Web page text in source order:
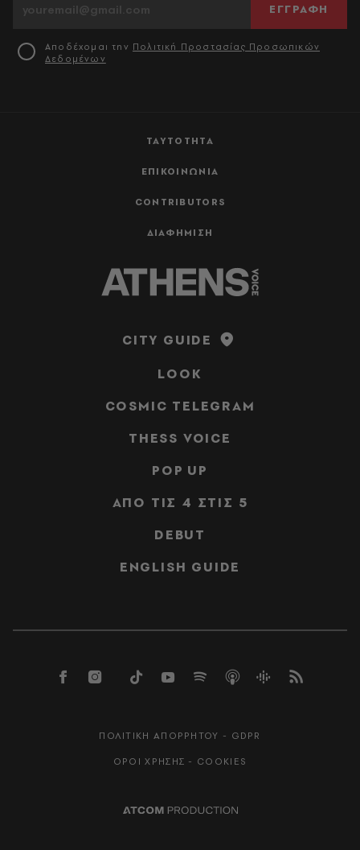
ΤΑΥΤΟΤΗΤΑ
ΕΠΙΚΟΙΝΩΝΙΑ
CONTRIBUTORS
ΔΙΑΦΗΜΙΣΗ
ΕΓΓΡΑΦΗ
Αποδέχομαι την Πολιτική Προστασίας Προσωπικών
Δεδομένων
CITY GUIDE
LOOK
COSMIC TELEGRAM
THESS VOICE
POP UP
ΑΠΟ ΤΙΣ 4 ΣΤΙΣ 5
DEBUT
ENGLISH GUIDE
ΠΟΛΙΤΙΚΗ ΑΠΟΡΡΗΤΟΥ - GDPR
ΟΡΟΙ ΧΡΗΣΗΣ - COOKIES